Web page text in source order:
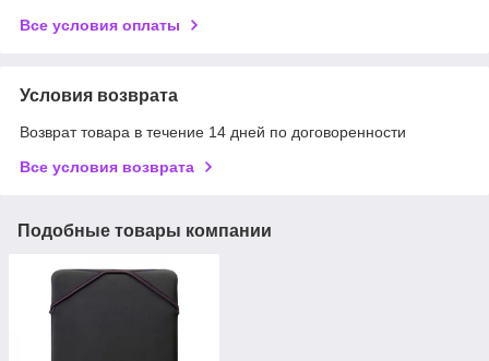
Все условия оплаты
Условия возврата
Возврат товара в течение 14 дней по договоренности
Все условия возврата
Подобные товары компании